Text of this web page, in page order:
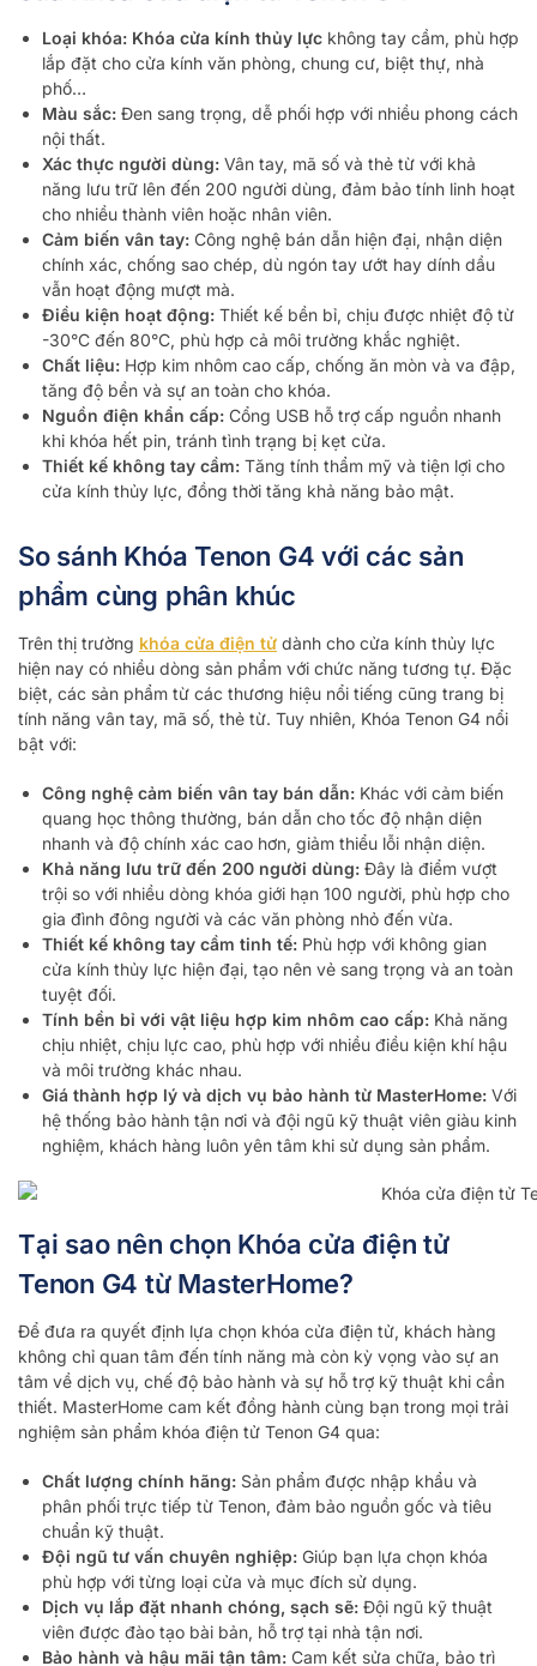
Loại khóa: Khóa cửa kính thủy lực không tay cầm, phù hợp
lắp đặt cho cửa kính văn phòng, chung cư, biệt thự, nhà
phố…
Màu sắc: Đen sang trọng, dễ phối hợp với nhiều phong cách
nội thất.
Xác thực người dùng: Vân tay, mã số và thẻ từ với khả
năng lưu trữ lên đến 200 người dùng, đảm bảo tính linh hoạt
cho nhiều thành viên hoặc nhân viên.
Cảm biến vân tay: Công nghệ bán dẫn hiện đại, nhận diện
chính xác, chống sao chép, dù ngón tay ướt hay dính dầu
vẫn hoạt động mượt mà.
Điều kiện hoạt động: Thiết kế bền bỉ, chịu được nhiệt độ từ
-30°C đến 80°C, phù hợp cả môi trường khắc nghiệt.
Chất liệu: Hợp kim nhôm cao cấp, chống ăn mòn và va đập,
tăng độ bền và sự an toàn cho khóa.
Nguồn điện khẩn cấp: Cổng USB hỗ trợ cấp nguồn nhanh
khi khóa hết pin, tránh tình trạng bị kẹt cửa.
Thiết kế không tay cầm: Tăng tính thẩm mỹ và tiện lợi cho
cửa kính thủy lực, đồng thời tăng khả năng bảo mật.
So sánh Khóa Tenon G4 với các sản
phẩm cùng phân khúc
Trên thị trường khóa cửa điện tử dành cho cửa kính thủy lực
hiện nay có nhiều dòng sản phẩm với chức năng tương tự. Đặc
biệt, các sản phẩm từ các thương hiệu nổi tiếng cũng trang bị
tính năng vân tay, mã số, thẻ từ. Tuy nhiên, Khóa Tenon G4 nổi
bật với:
Công nghệ cảm biến vân tay bán dẫn: Khác với cảm biến
quang học thông thường, bán dẫn cho tốc độ nhận diện
nhanh và độ chính xác cao hơn, giảm thiểu lỗi nhận diện.
Khả năng lưu trữ đến 200 người dùng: Đây là điểm vượt
trội so với nhiều dòng khóa giới hạn 100 người, phù hợp cho
gia đình đông người và các văn phòng nhỏ đến vừa.
Thiết kế không tay cầm tinh tế: Phù hợp với không gian
cửa kính thủy lực hiện đại, tạo nên vẻ sang trọng và an toàn
tuyệt đối.
Tính bền bỉ với vật liệu hợp kim nhôm cao cấp: Khả năng
chịu nhiệt, chịu lực cao, phù hợp với nhiều điều kiện khí hậu
và môi trường khác nhau.
Giá thành hợp lý và dịch vụ bảo hành từ MasterHome: Với
hệ thống bảo hành tận nơi và đội ngũ kỹ thuật viên giàu kinh
nghiệm, khách hàng luôn yên tâm khi sử dụng sản phẩm.
Tại sao nên chọn Khóa cửa điện tử
Tenon G4 từ MasterHome?
Để đưa ra quyết định lựa chọn khóa cửa điện tử, khách hàng
không chỉ quan tâm đến tính năng mà còn kỳ vọng vào sự an
tâm về dịch vụ, chế độ bảo hành và sự hỗ trợ kỹ thuật khi cần
thiết. MasterHome cam kết đồng hành cùng bạn trong mọi trải
nghiệm sản phẩm khóa điện tử Tenon G4 qua:
Chất lượng chính hãng: Sản phẩm được nhập khẩu và
phân phối trực tiếp từ Tenon, đảm bảo nguồn gốc và tiêu
chuẩn kỹ thuật.
Đội ngũ tư vấn chuyên nghiệp: Giúp bạn lựa chọn khóa
phù hợp với từng loại cửa và mục đích sử dụng.
Dịch vụ lắp đặt nhanh chóng, sạch sẽ: Đội ngũ kỹ thuật
viên được đào tạo bài bản, hỗ trợ tại nhà tận nơi.
Bảo hành và hậu mãi tận tâm: Cam kết sửa chữa, bảo trì